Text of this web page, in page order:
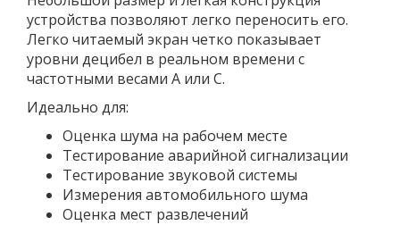
устройства позволяют легко переносить его.
Легко читаемый экран четко показывает
уровни децибел в реальном времени с
частотными весами A или C.
Идеально для:
Оценка шума на рабочем месте
Тестирование аварийной сигнализации
Тестирование звуковой системы
Измерения автомобильного шума
Оценка мест развлечений